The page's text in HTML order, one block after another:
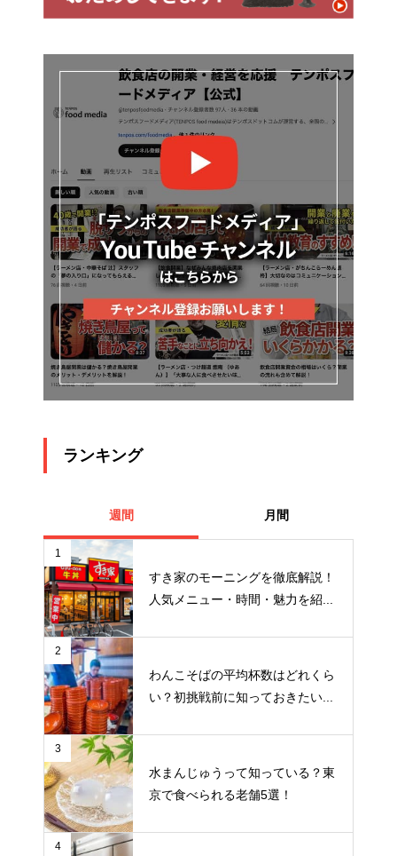
ランキング
週間 月間
1
すき家のモーニングを徹底解説！
人気メニュー・時間・魅力を紹...
2
わんこそばの平均杯数はどれくら
い？初挑戦前に知っておきたい...
3
水まんじゅうって知っている？東
京で食べられる老舗5選！
4